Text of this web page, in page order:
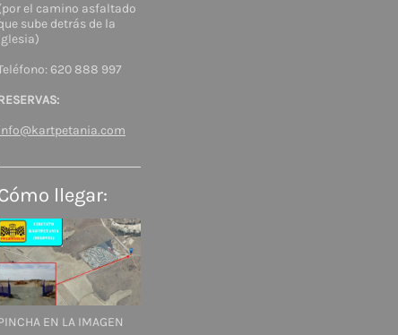
el camino asfaltado
sube detrás de la
620 888 997
llegar:
EN LA IMAGEN